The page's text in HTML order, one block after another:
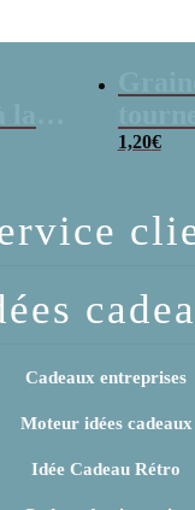
x 3
1,20€
Cadeaux entreprises
Moteur idées cadeaux
Idée Cadeau Rétro